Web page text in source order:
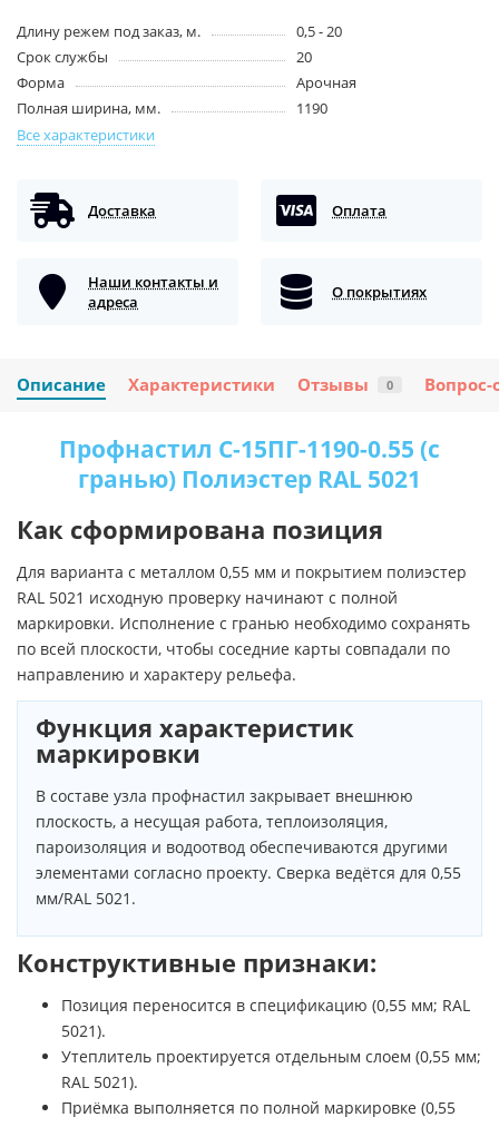
Длину режем под заказ, м.
0,5 - 20
Срок службы
20
Форма
Арочная
Полная ширина, мм.
1190
Все характеристики
Доставка Оплата
Наши контакты и
адреса
О покрытиях
Описание Характеристики Отзывы 0 Вопрос-
Профнастил С-15ПГ-1190-0.55 (с
гранью) Полиэстер RAL 5021
Как сформирована позиция
Для варианта с металлом 0,55 мм и покрытием полиэстер
RAL 5021 исходную проверку начинают с полной
маркировки. Исполнение с гранью необходимо сохранять
по всей плоскости, чтобы соседние карты совпадали по
направлению и характеру рельефа.
Функция характеристик
маркировки
В составе узла профнастил закрывает внешнюю
плоскость, а несущая работа, теплоизоляция,
пароизоляция и водоотвод обеспечиваются другими
элементами согласно проекту. Сверка ведётся для 0,55
мм/RAL 5021.
Конструктивные признаки:
Позиция переносится в спецификацию (0,55 мм; RAL
5021).
Утеплитель проектируется отдельным слоем (0,55 мм;
RAL 5021).
Приёмка выполняется по полной маркировке (0,55